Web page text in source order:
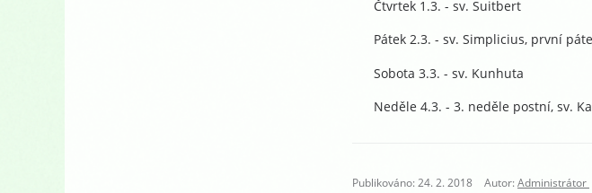
Čtvrtek 1.3. - sv. Suitbert
Pátek 2.3. - sv. Simplicius, první
Sobota 3.3. - sv. Kunhuta
Neděle 4.3. - 3. neděle postní, sv.
Publikováno: 24. 2. 2018 Autor:Administrátor